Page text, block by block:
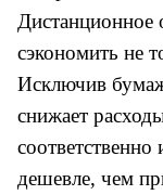
Дистанционное
сэкономить не
Исключив
снижает
дешевле, чем